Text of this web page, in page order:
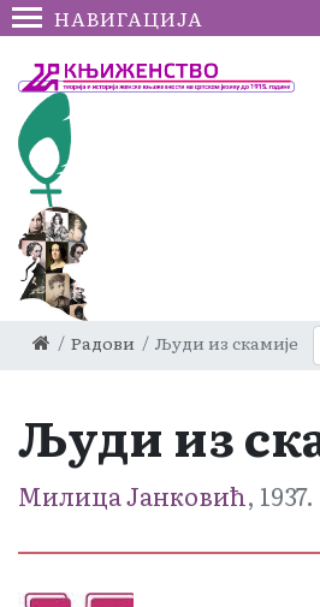
НАВИГАЦИЈА
Радови Људи из скамије
Људи из
Милица Јанковић, 1937.